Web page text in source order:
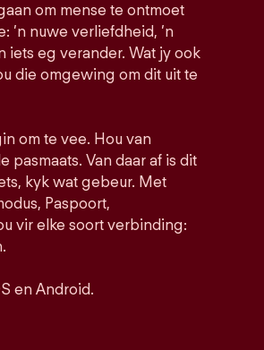
om mense te ontmoet
’n nuwe verliefdheid, ’n
iets eg verander. Wat jy ook
die omgewing om dit uit te
om te vee. Hou van
pasmaats. Van daar af is dit
kyk wat gebeur. Met
Paspoort,
vir elke soort verbinding:
en Android.